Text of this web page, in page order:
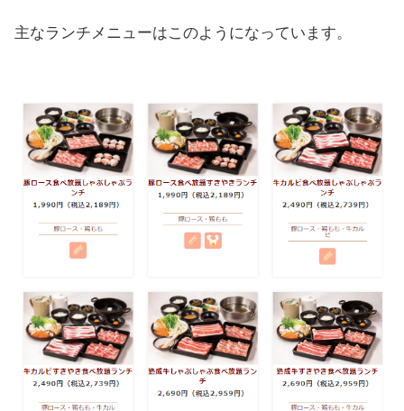
主なランチメニューはこのようになっています。